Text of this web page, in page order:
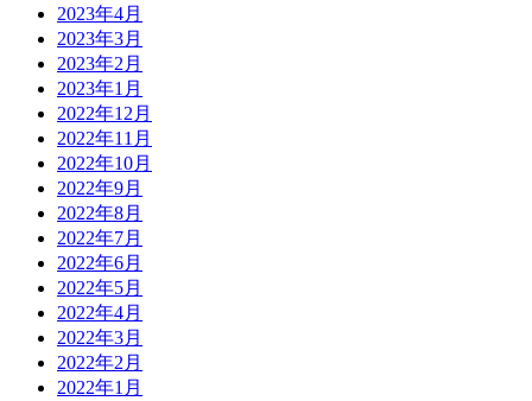
2023年4月
2023年3月
2023年2月
2023年1月
2022年12月
2022年11月
2022年10月
2022年9月
2022年8月
2022年7月
2022年6月
2022年5月
2022年4月
2022年3月
2022年2月
2022年1月